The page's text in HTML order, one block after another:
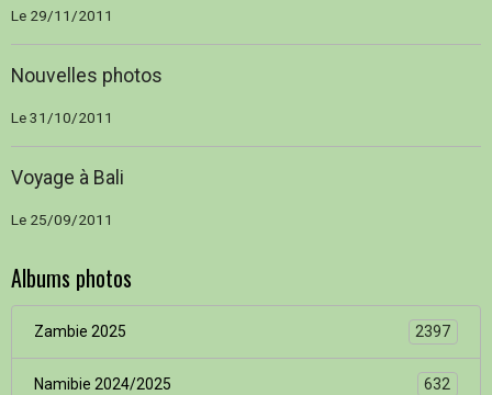
Le 29/11/2011
Nouvelles photos
Le 31/10/2011
Voyage à Bali
Le 25/09/2011
Albums photos
Zambie 2025 2397
Namibie 2024/2025 632